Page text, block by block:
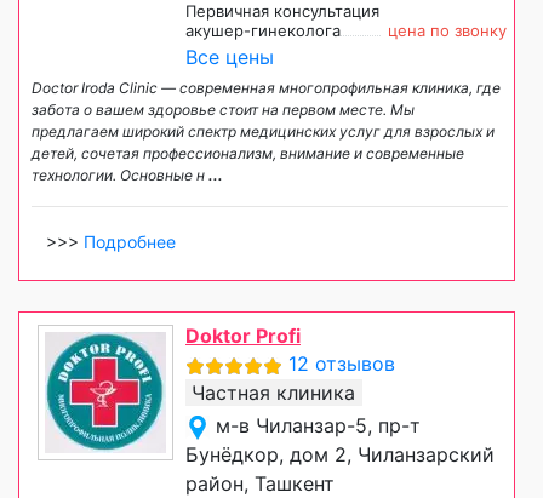
Первичная консультация
акушер-гинеколога
цена по звонку
Все цены
Doctor Iroda Clinic — современная многопрофильная клиника, где
забота о вашем здоровье стоит на первом месте. Мы
предлагаем широкий спектр медицинских услуг для взрослых и
детей, сочетая профессионализм, внимание и современные
технологии. Основные н ...
>>> Подробнее
Doktor Profi
12 отзывов
Частная клиника
м-в Чиланзар-5, пр-т
Бунёдкор, дом 2, Чиланзарский
район, Ташкент